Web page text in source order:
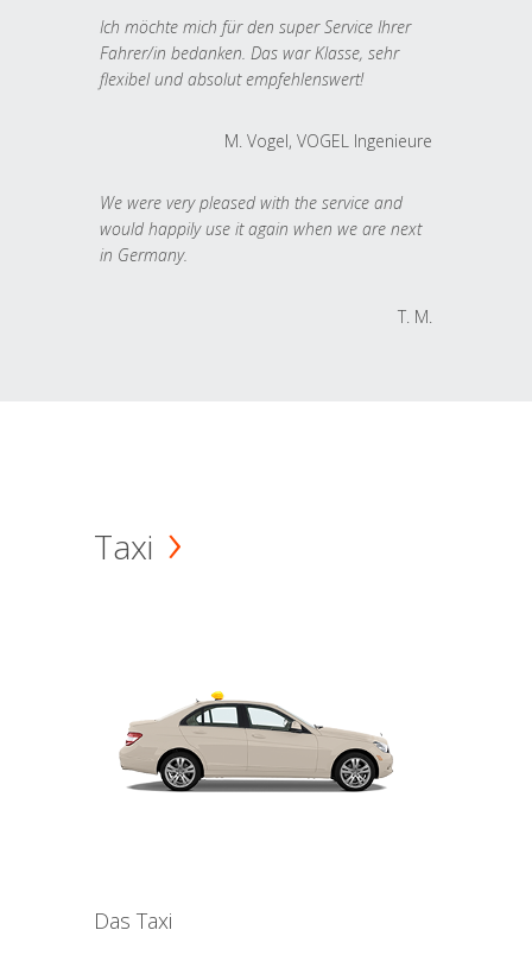
Ich möchte mich für den super Service Ihrer
Fahrer/in bedanken. Das war Klasse, sehr
flexibel und absolut empfehlenswert!
M. Vogel, VOGEL Ingenieure
We were very pleased with the service and
would happily use it again when we are next
in Germany.
T. M.
Taxi
Das Taxi